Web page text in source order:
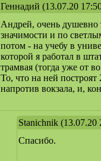
Геннадий (13.07.20
Андрей, очень душевно
значимости и по
потом - на учебу в
которой я работал в
трамвая (тогда уже от
То, что на ней
напротив вокзала, и,
Stanichnik (13.07.20
Спасибо.